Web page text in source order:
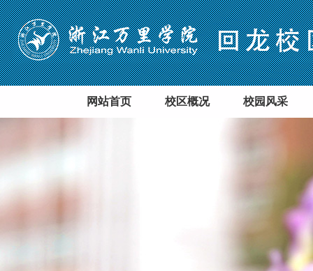
网站首页 校区概况 校园风采